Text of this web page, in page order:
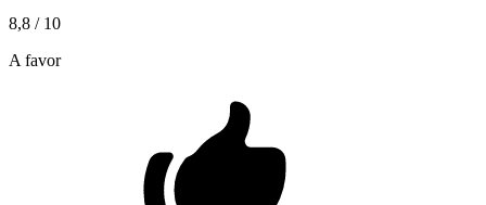
8,8 / 10
A favor